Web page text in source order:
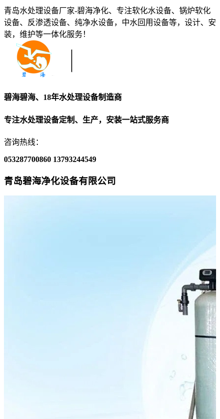
青岛水处理设备厂家-碧海净化、专注软化水设备、锅炉软化
设备、反渗透设备、纯净水设备，中水回用设备等，设计、安
装，维护等一体化服务！
碧海碧海、18年水处理设备制造商
专注水处理设备定制、生产，安装一站式服务商
咨询热线：
053287700860 13793244549
青岛碧海净化设备有限公司